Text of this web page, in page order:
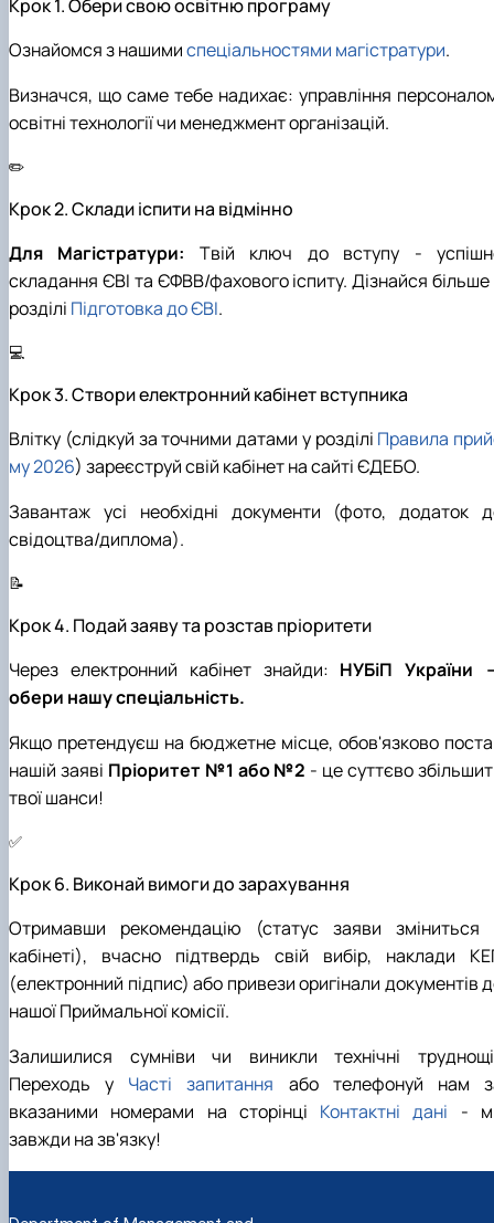
Крок 1. Обери свою освітню програму
Ознайомся з нашимиспеціальностями магістратури.
Визначся, що саме тебе надихає: управління
освітні технології чи менеджмент організацій.
✏️
Крок 2. Склади іспити на відмінно
Для Магістратури: Твій ключ до вступу -
складання ЄВІ та ЄФВВ/фахового іспиту. Дізнайся більше
розділі Підготовка до ЄВІ.
💻
Крок 3. Створи електронний кабінет вступника
Влітку (слідкуй за точними датами у розділі Правила
му 2026) зареєструй свій кабінет на сайті ЄДЕБО.
Завантаж усі необхідні документи (фото, додаток
свідоцтва/диплома).
📝
Крок 4. Подай заяву та розстав пріоритети
Через електронний кабінет знайди: НУБіП України
обери нашу спеціальність.
Якщо претендуєш на бюджетне місце, обов'язково
нашій заяві Пріоритет №1 або №2 - це суттєво
твої шанси!
✅
Крок 6. Виконай вимоги до зарахування
Отримавши рекомендацію (статус заяви зміниться
кабінеті), вчасно підтвердь свій вибір, наклади
(електронний підпис) або привези оригінали документів
нашої Приймальної комісії.
Залишилися сумніви чи виникли технічні
Переходь у Часті запитання або телефонуй нам
вказаними номерами на сторінці Контактні дані -
завжди на зв'язку!